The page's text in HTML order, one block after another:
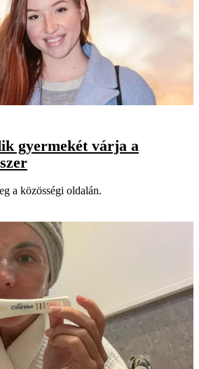
gyermekét várja a
a közösségi oldalán.